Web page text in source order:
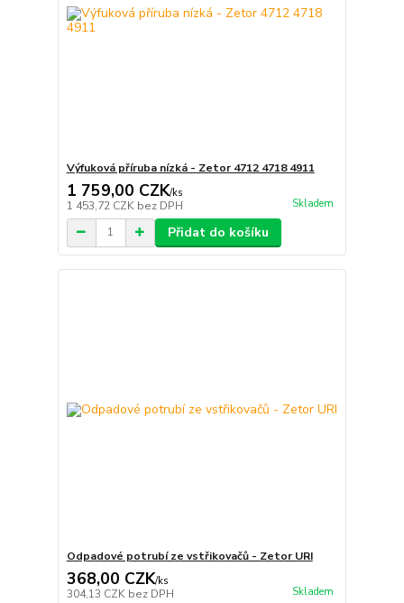
Výfuková příruba nízká - Zetor 4712 4718 4911
1 759,00 CZK/ks
1 453,72 CZK bez DPH Skladem
Přidat do košíku
Odpadové potrubí ze vstřikovačů - Zetor URI
368,00 CZK/ks
304,13 CZK bez DPH Skladem